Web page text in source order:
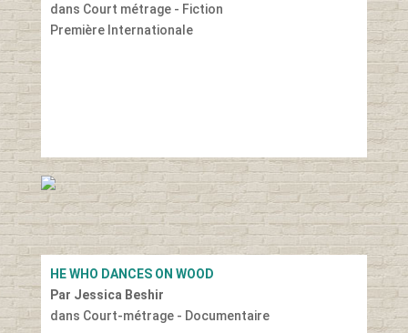
dans Court métrage - Fiction
Première Internationale
HE WHO DANCES ON WOOD
Par Jessica Beshir
dans Court-métrage - Documentaire